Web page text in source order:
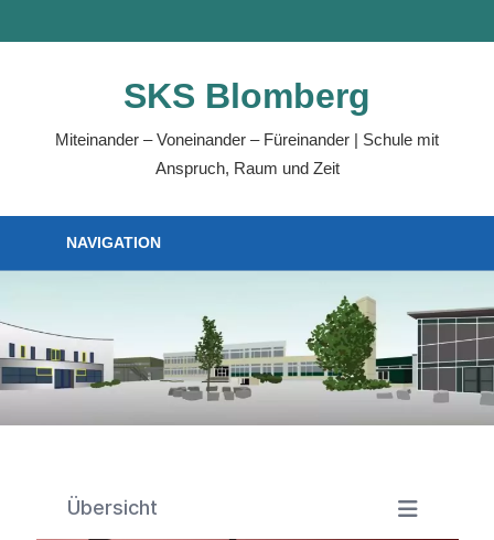
SKS Blomberg
Miteinander – Voneinander – Füreinander | Schule mit
Anspruch, Raum und Zeit
NAVIGATION